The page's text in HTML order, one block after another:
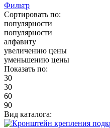
Фильтр
Сортировать по:
популярности
популярности
алфавиту
увеличению цены
уменьшению цены
Показать по:
30
30
60
90
Вид каталога: